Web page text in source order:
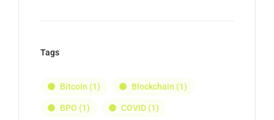
Tags
Bitcoin (1) Blockchain (1)
BPO (1) COVID (1)